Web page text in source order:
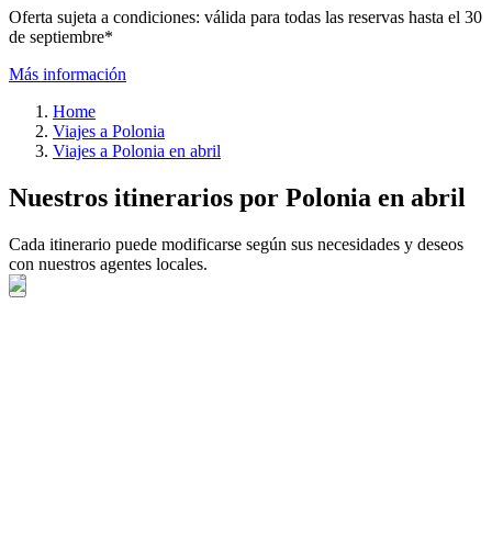
Oferta sujeta a condiciones: válida para todas las reservas hasta el 30
de septiembre*
Más información
Home
Viajes a Polonia
Viajes a Polonia en abril
Nuestros itinerarios por Polonia en abril
Cada itinerario puede modificarse según sus necesidades y deseos
con nuestros agentes locales.